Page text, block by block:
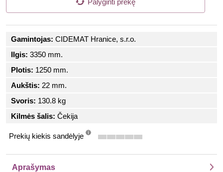
Palyginti prekę
Gamintojas: CIDEMAT Hranice, s.r.o.
Ilgis: 3350 mm.
Plotis: 1250 mm.
Aukštis: 22 mm.
Svoris: 130.8 kg
Kilmės šalis: Čekija
Prekių kiekis sandėlyje
Aprašymas